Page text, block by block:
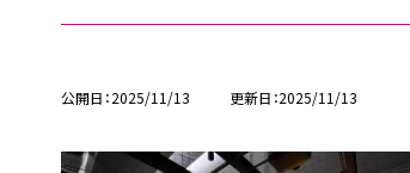
公開日 2025/11/13 更新日 2025/11/13